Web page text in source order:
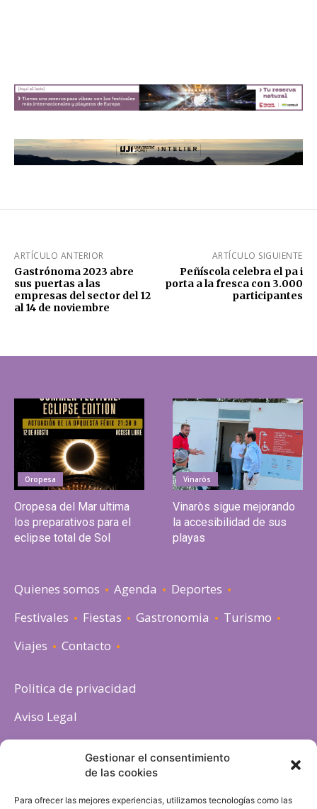
Gestionar el consentimiento
de las cookies
Para ofrecer las mejores experiencias, utilizamos tecnologías como las
ARTÍCULO ANTERIOR
Gastrónoma 2023 abre
sus puertas a las
empresas del sector del 12
al 14 de noviembre
ARTÍCULO SIGUIENTE
Peñíscola celebra el pa i
porta a la fresca con 3.000
participantes
Oropesa
Oropesa del Mar ultima
los preparativos para el
eclipse total de Sol
Vinaròs
Vinaròs sigue mejorando
la accesibilidad de sus
playas
Quienes somos Agenda
Deportes
Festivales
Fiestas Gastronomia
Turismo
Viajes
Contacto
Politica de privacidad
Aviso Legal
Política de cookies